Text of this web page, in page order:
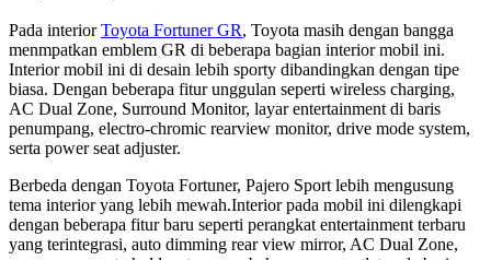
Pada interiorToyota Fortuner GR, Toyota masih dengan bangga
menmpatkan emblem GR di beberapa bagian interior mobil ini.
Interior mobil ini di desain lebih sporty dibandingkan dengan tipe
biasa. Dengan beberapa fitur unggulan seperti wireless charging,
AC Dual Zone, Surround Monitor, layar entertainment di baris
penumpang, electro-chromic rearview monitor, drive mode system,
serta power seat adjuster.
Berbeda dengan Toyota Fortuner, Pajero Sport lebih mengusung
tema interior yang lebih mewah.Interior pada mobil ini dilengkapi
dengan beberapa fitur baru seperti perangkat entertainment terbaru
yang terintegrasi, auto dimming rear view mirror, AC Dual Zone,